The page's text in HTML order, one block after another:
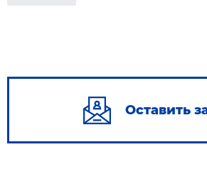
Оставить